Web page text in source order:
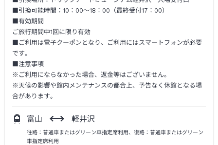
■引換可能時間：10：00～18：00（最終受付17：00）
■有効期間
ご旅行期間中1回に限り有効
■ご利用は電子クーポンとなり、ご利用にはスマートフォンが必要
です。
■注意事項
※ご利用にならなかった場合、返金等はございません。
※天候の影響や館内メンテナンスの都合上、予告なく休館となる場
合があります。
富山 軽井沢
往路：普通車またはグリーン車指定席利用、復路：普通車またはグリーン
車指定席利用